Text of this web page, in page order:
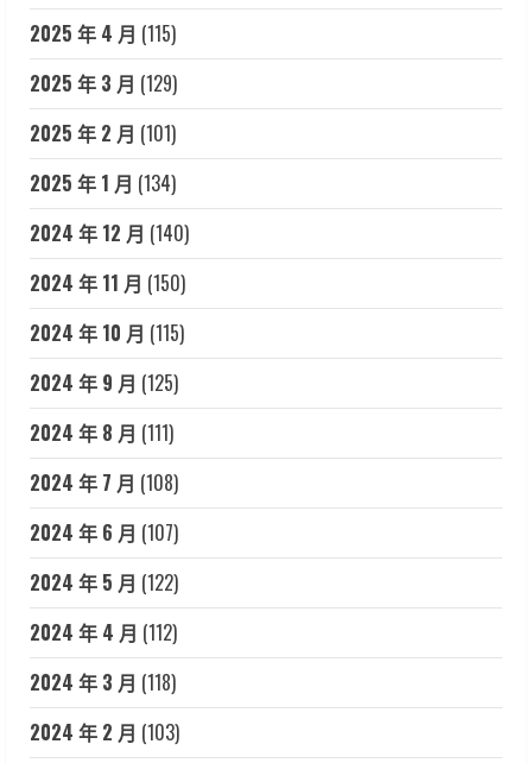
2025 年 4 月 (115)
2025 年 3 月 (129)
2025 年 2 月 (101)
2025 年 1 月 (134)
2024 年 12 月 (140)
2024 年 11 月 (150)
2024 年 10 月 (115)
2024 年 9 月 (125)
2024 年 8 月 (111)
2024 年 7 月 (108)
2024 年 6 月 (107)
2024 年 5 月 (122)
2024 年 4 月 (112)
2024 年 3 月 (118)
2024 年 2 月 (103)